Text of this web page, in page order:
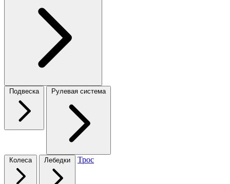
Подвеска Рулевая система
Колеса Лебедки Трос